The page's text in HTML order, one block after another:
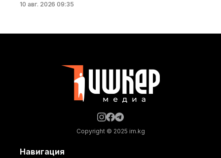
фондунун башкармалыгынын төрагасы Артем
ортосунда жүргөндө абонентке SIM-
10 авг. 2026 09:35
Copyright © 2025 im.kg
Навигация